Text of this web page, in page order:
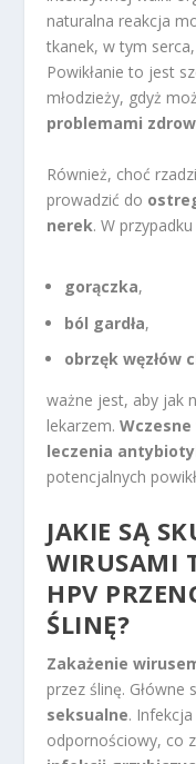
naturalna reakcja
tkanek, w tym
Powikłanie to jest
młodzieży, gdyż
problemami
Również, choć
prowadzić do
nerek. W
gorączka,
ból gardła,
obrzęk węzłów
ważne jest, aby jak
lekarzem.
leczenia
potencjalnych
JAKIE SĄ
WIRUSAMI
HPV
ŚLINĘ?
Zakażenie
przez ślinę.
seksualne.
odpornościowy, co